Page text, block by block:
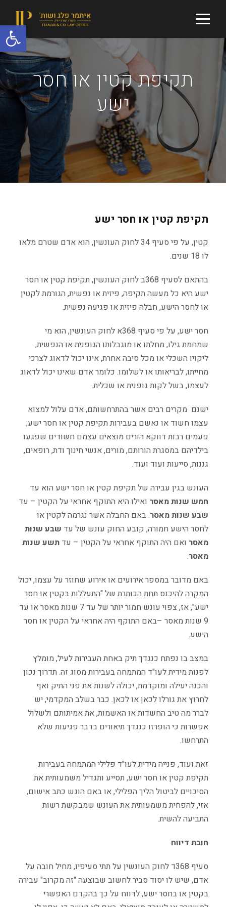
פתח סרגל נגישות
תקיפת קטין או חסר
ישע
תקיפת קטין או חסר ישע
קטין, על פי סעיף לחוק העונשין, הוא אדם שטרם מלאו
לו
שנים.
בהתאם לסעיף
ב לחוק העונשין, תקיפת קטין או חסר
ישע היא כל מעשה תקיפה, פיזית או נפשית, הגורמת לקטין
או לחסר הישע, חבלה פיזית או פגיעה נפשית.
חסר ישע, על פי סעיף א לחוק העונשין, הוא מי
שמחמת גילו,מחלתו או מוגבלותו הגופנית או הנפשית,
ליקויו השכלי או מכל סיבה אחרת,אינו יכול לדאוג לצרכי
מחייתו,לבריאותו או לשלומו. כלומר אדם שאינו יכול לדאוג
לעצמו,בשל לקות גופנית או שכלית.
ישנם מקרים רבים אשר בהתרחשותם,אדם עלול למצוא
עצמו חשוד או נאשם בעבירות תקיפת קטין או חסר ישע;
פעמים רבות דווקא הורים מוצאים עצמם חשודים שפגעו
בילדיהם במסגרת הורותם,מורים,אנשי חינוך ודת,רופאים,
גננות, סייעות ועוד ועוד.
העונש בגין עבירה של תקיפת קטין או חסר ישע הוא עד
חמש שנותמאסר ואילו היא התוקף אחראי על הקטין – עד
שבע שנותמאסר.באם החבלה אשר נגרמה לקטין או
לחסר הישע חמורה, קובע החוק עונש של עד שבע שנות
מאסר ואם היה התוקף אחראי על הקטין – עד תשע שנות
מאסר.
באם מדוברבמספראירועים אואירוע שחוזר על עצמו,יכול
המקרהלהיכנס תחת הכותרת של"התעללותבקטיןאו חסר
ישע",אז, צפוי עונש חמוריותר של עד שנותמאסראו עד
9 שנותמאסר –באם התוקף היהאחראי על הקטיןאו חסר
הישע.
במצב בו נפתח כנגדך תיק באחת העבירות לעיל,מומלץ
לפנות מידית לעו"ד המתמחה בעבירות מסוג זה. תדרוך נכון
והכנה יעילה ומוקדמת,יכולה לשנות את פני התיק ואף
לחרוץ את גורלו לכאן או לכאן. כבר בשלב המקדמי,יש
לברר מה טיב החשדות או האשמות,את אמיתותם ולשלול
אפשרות כי הופרזו כנגדך תיאורים בדבר פגיעות שלא
התרחשו.
זאת ועוד, פנייה מידית לעו"ד פלילי המתמחה בעבירות
תקיפת קטין או חסר ישע, תסייע ותגדיל משמעותית את
הסיכויים לביטול הליך הפלילי,או באם הוגש כתב אישום,
אזי,להפחית משמעותית את העונש שמבקשת רשות
התביעה להשית.
חובת דיווח
סעיף
ד לחוק העונשין על תתי סעיפיו,מחיל חובה על
אדם, שיש לו יסוד סביר לחשוב שבוצעה"זה מקרוב" עבירה
בקטין או בחסר ישע,לדווח על כך בהקדם האפשרי